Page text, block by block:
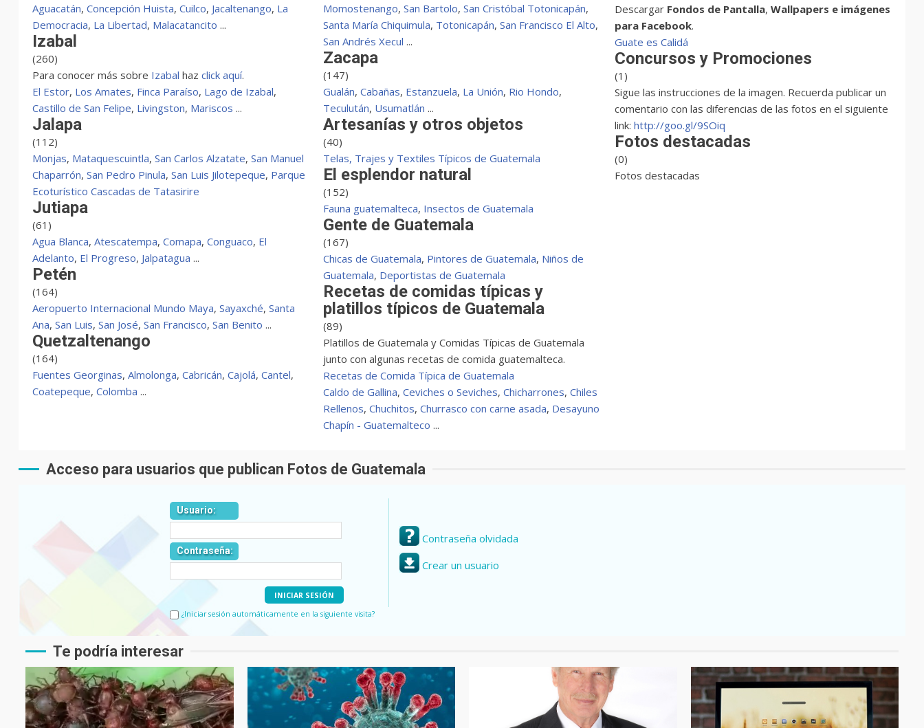
Aguacatán, Concepción Huista, Cuilco, Jacaltenango, La
Democracia, La Libertad, Malacatancito ...
Izabal
(260)
Para conocer más sobre Izabal haz click aquí.
El Estor, Los Amates, Finca Paraíso, Lago de Izabal,
Castillo de San Felipe, Livingston, Mariscos ...
Jalapa
(112)
Monjas, Mataquescuintla, San Carlos Alzatate, San Manuel
Chaparrón, San Pedro Pinula, San Luis Jilotepeque, Parque
Ecoturístico Cascadas de Tatasirire
Jutiapa
(61)
Agua Blanca, Atescatempa, Comapa, Conguaco, El
Adelanto, El Progreso, Jalpatagua ...
Petén
(164)
Aeropuerto Internacional Mundo Maya, Sayaxché, Santa
Ana, San Luis, San José, San Francisco, San Benito ...
Quetzaltenango
(164)
Fuentes Georginas, Almolonga, Cabricán, Cajolá, Cantel,
Coatepeque, Colomba ...
Momostenango,San Bartolo,San Cristóbal Totonicapán,
Santa María Chiquimula, Totonicapán,San Francisco El Alto,
San Andrés Xecul ...
Zacapa
(147)
Gualán,Cabañas, Estanzuela, La Unión, Rio Hondo,
Teculután, Usumatlán ...
Artesanías y otros objetos
(40)
Telas, Trajes y Textiles Típicos de Guatemala
El esplendor natural
(152)
Fauna guatemalteca, Insectos de Guatemala
Gente de Guatemala
(167)
Chicas de Guatemala, Pintores de Guatemala, Niños de
Guatemala, Deportistas de Guatemala
Recetas de comidas típicas y
platillos típicos de Guatemala
(89)
Platillos de Guatemala y Comidas Típicas de Guatemala
junto con algunas recetas de comida guatemalteca.
Recetas de Comida Típica de Guatemala
Caldo de Gallina,Ceviches o Seviches,Chicharrones,Chiles
Rellenos,Chuchitos,Churrasco con carne asada, Desayuno
Chapín - Guatemalteco ...
Descargar Fondos de Pantalla, Wallpapers e imágenes
para Facebook.
Guate es Calidá
Concursos y Promociones
(1)
Sigue las instrucciones de la imagen. Recuerda publicar un
comentario con las diferencias de las fotos en el siguiente
link: http://goo.gl/9SOiq
Fotos destacadas
(0)
Fotos destacadas
Acceso para usuarios que publican Fotos de Guatemala
Usuario:
Contraseña:
¿Iniciar sesión automáticamente en la siguiente visita?
Contraseña olvidada
Crear un usuario
Te podría interesar